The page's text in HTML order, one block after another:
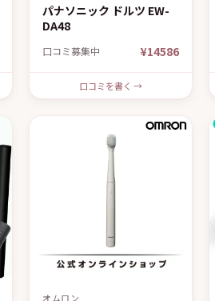
パナソニック ドルツ EW-
DA48
口コミ募集中 ¥14586
口コミを書く →
オムロン